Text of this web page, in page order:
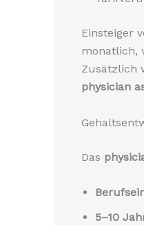
Einsteiger
monatlich,
Zusätzlich
physician
Das
5–10